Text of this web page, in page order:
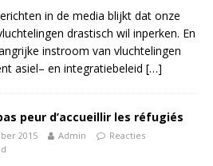
in de media blijkt dat onze
drastisch wil inperken. En
instroom van vluchtelingen
asiel– en integratiebeleid […]
peur d’accueillir les réfugiés
2015 Admin
Reacties